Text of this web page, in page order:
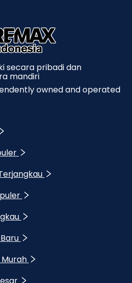
secara pribadi dan
mandiri
owned and operated